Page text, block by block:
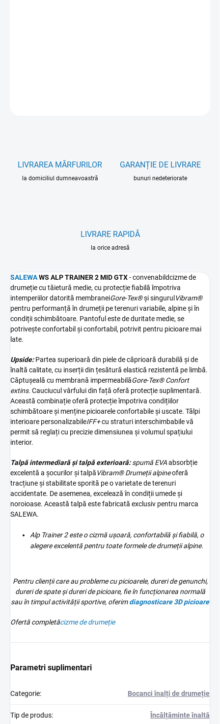
LIVRAREA MĂRFURILOR
la domiciliul dumneavoastră
GARANȚIE DE LIVRARE
bunuri nedeteriorate
LIVRARE RAPIDĂ
la orice adresă
SALEWAWS ALP TRAINER 2 MID GTX-convenabildcizme de
drumeție cu tăietură medie, cu protecție fiabilă împotriva
intemperiilor datorită membraneiGore-Tex®și singurul Vibram®
pentru performanță în drumeții pe terenuri variabile, alpine și în
condiții schimbătoare. Pantoful este de duritate medie, se
potrivește confortabil și confortabil, potrivit pentru picioare mai
late.
Upside:Partea superioară din piele de căprioară durabilă și de
înaltă calitate, cu inserții din țesătură elastică rezistentă pe limbă.
Căptușeală cu membrană impermeabilăGore-Tex® Confort
extins. Cauciucul vârfului din față oferă protecție suplimentară.
Această combinație oferă protecție împotriva condițiilor
schimbătoare și menține picioarele confortabile și uscate. Tălpi
interioare personalizabileIFF+cu straturi interschimbabile vă
permit să reglați cu precizie dimensiunea și volumul spațiului
interior.
Talpă intermediară și talpă exterioară: spumă EVAabsorbție
excelentă a șocurilor și talpăVibram® Drumeții alpineoferă
tracțiune și stabilitate sporită pe o varietate de terenuri
accidentate. De asemenea, excelează în condiții umede și
noroioase. Această talpă este fabricată exclusiv pentru marca
SALEWA.
Alp Trainer 2 este o cizmă ușoară, confortabilă și fiabilă, o
alegere excelentă pentru toate formele de drumeții alpine.
Pentru clienții care au probleme cu picioarele, dureri de genunchi,
dureri de spate și dureri de picioare, fie în funcționarea normală
sau în timpul activității sportive, oferimdiagnosticare 3Dpicioare
Ofertă completăcizme de drumeție
Parametri suplimentari
Categorie: Bocanci înalți de drumeție
Tip de produs: Încălțăminte înaltă